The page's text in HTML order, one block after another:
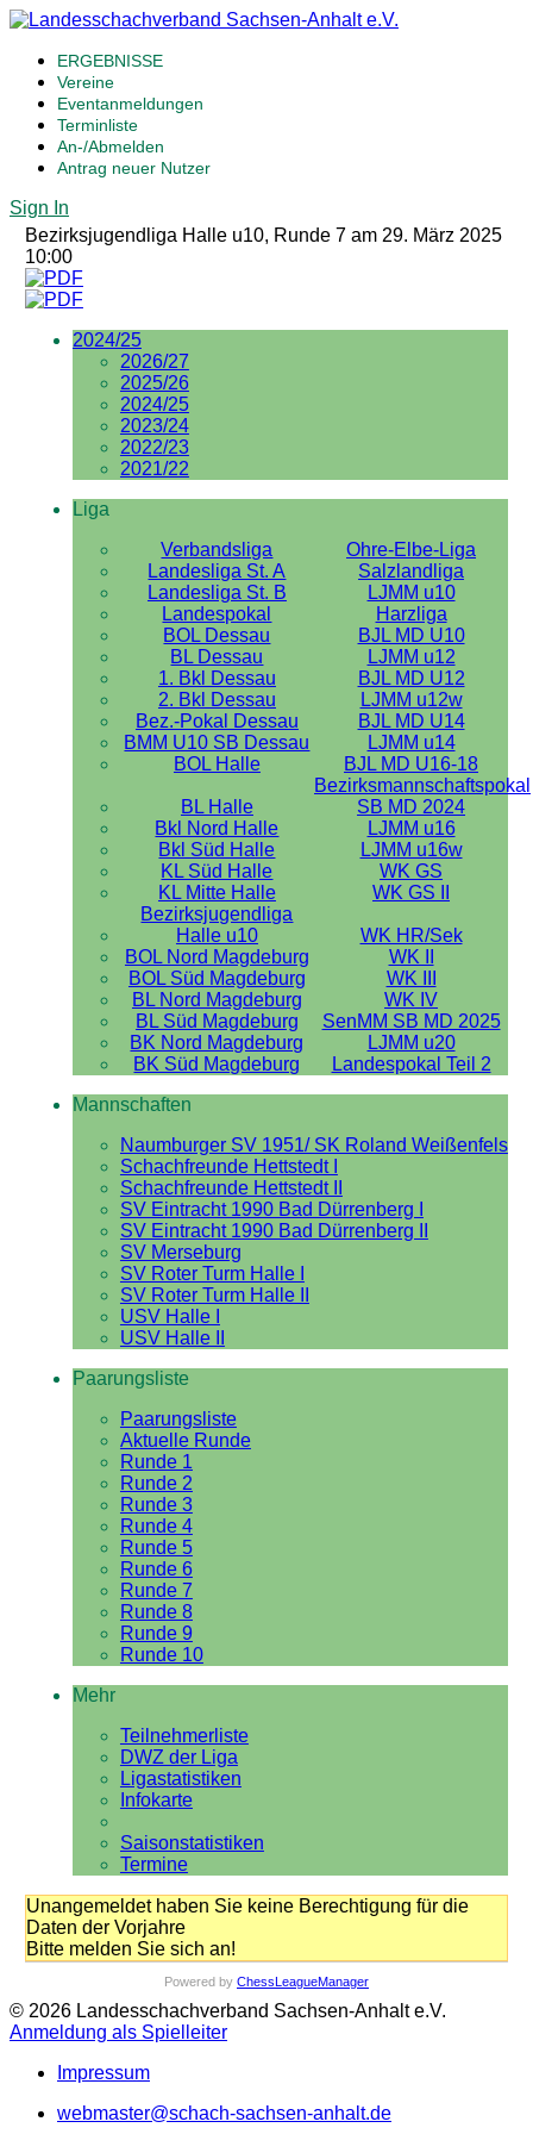
ERGEBNISSE
Vereine
Eventanmeldungen
Terminliste
An-/Abmelden
Antrag neuer Nutzer
Sign In
Bezirksjugendliga Halle u10, Runde 7 am 29. März 2025
10:00
2024/25
2026/27
2025/26
2024/25
2023/24
2022/23
2021/22
Liga
Verbandsliga
Ohre-Elbe-Liga
Landesliga St. A
Salzlandliga
Landesliga St. B
LJMM u10
Landespokal
Harzliga
BOL Dessau
BJL MD U10
BL Dessau
LJMM u12
1. Bkl Dessau
BJL MD U12
2. Bkl Dessau
LJMM u12w
Bez.-Pokal Dessau
BJL MD U14
BMM U10 SB Dessau
LJMM u14
BOL Halle
BJL MD U16-18
BL Halle
Bezirksmannschaftspokal
SB MD 2024
Bkl Nord Halle
LJMM u16
Bkl Süd Halle
LJMM u16w
KL Süd Halle
WK GS
KL Mitte Halle
WK GS II
Bezirksjugendliga
Halle u10
WK HR/Sek
BOL Nord Magdeburg
WK II
BOL Süd Magdeburg
WK III
BL Nord Magdeburg
WK IV
BL Süd Magdeburg
SenMM SB MD 2025
BK Nord Magdeburg
LJMM u20
BK Süd Magdeburg
Landespokal Teil 2
Mannschaften
Naumburger SV 1951/ SK Roland Weißenfels
Schachfreunde Hettstedt I
Schachfreunde Hettstedt II
SV Eintracht 1990 Bad Dürrenberg I
SV Eintracht 1990 Bad Dürrenberg II
SV Merseburg
SV Roter Turm Halle I
SV Roter Turm Halle II
USV Halle I
USV Halle II
Paarungsliste
Paarungsliste
Aktuelle Runde
Runde 1
Runde 2
Runde 3
Runde 4
Runde 5
Runde 6
Runde 7
Runde 8
Runde 9
Runde 10
Mehr
Teilnehmerliste
DWZ der Liga
Ligastatistiken
Infokarte
Saisonstatistiken
Termine
Unangemeldet haben Sie keine Berechtigung für die
Daten der Vorjahre
Bitte melden Sie sich an!
Powered by ChessLeagueManager
© 2026 Landesschachverband Sachsen-Anhalt e.V.
Anmeldung als Spielleiter
Impressum
webmaster@schach-sachsen-anhalt.de